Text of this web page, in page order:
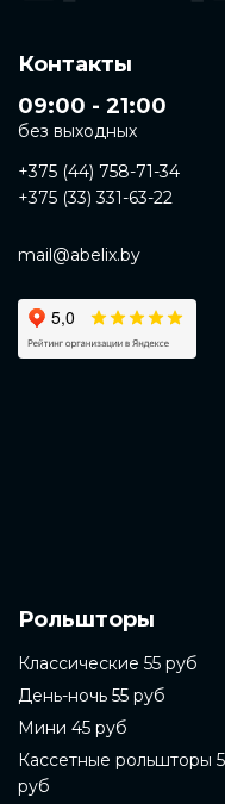
Контакты
09:00 - 21:00
без выходных
+375 (44) 758-71-34
+375 (33) 331-63-22
mail@abelix.by
Рольшторы
Классические 55 руб
День-ночь 55 руб
Мини 45 руб
Кассетные рольшторы
руб